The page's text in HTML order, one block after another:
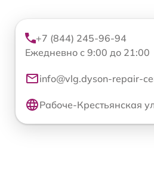
+7 (844) 245-96-94
Ежедневно с 9:00 до 21:00
info@vlg.dyson-repair-
Рабоче-Крестьянская